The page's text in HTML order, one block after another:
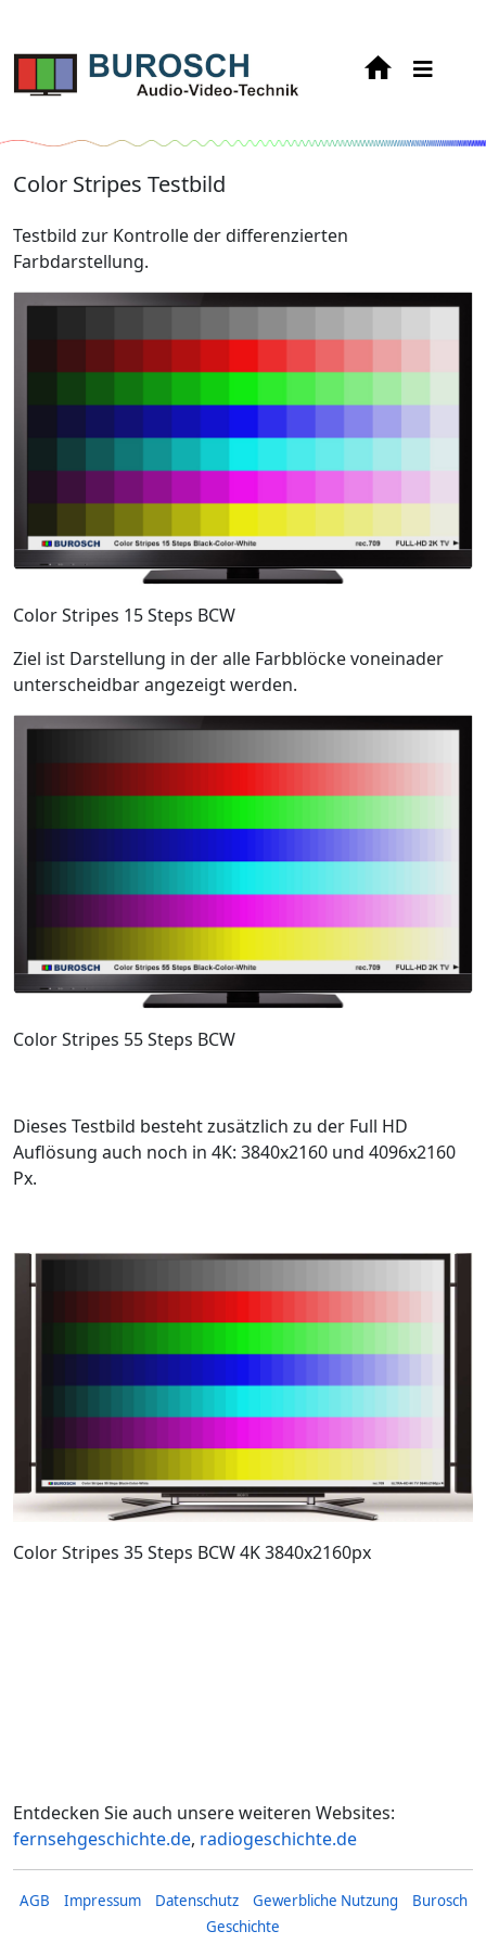
Color Stripes Testbild
Testbild zur Kontrolle der differenzierten
Farbdarstellung.
Color Stripes 15 Steps BCW
Ziel ist Darstellung in der alle Farbblöcke voneinader
unterscheidbar angezeigt werden.
Color Stripes 55 Steps BCW
Dieses Testbild besteht zusätzlich zu der Full HD
Auflösung auch noch in 4K: 3840x2160 und 4096x2160
Px.
Color Stripes 35 Steps BCW 4K 3840x2160px
Entdecken Sie auch unsere weiteren Websites:
fernsehgeschichte.de, radiogeschichte.de
AGB Impressum Datenschutz Gewerbliche Nutzung
Burosch
Geschichte